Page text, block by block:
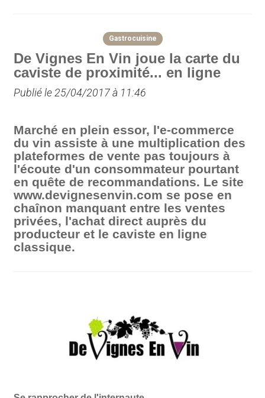
Gastrocuisine
De Vignes En Vin joue la carte du
caviste de proximité... en ligne
Publié le 25/04/2017 à 11:46
Marché en plein essor, l'e-commerce
du vin assiste à une multiplication des
plateformes de vente pas toujours à
l'écoute d'un consommateur pourtant
en quête de recommandations. Le site
www.devignesenvin.com se pose en
chaînon manquant entre les ventes
privées, l'achat direct auprès du
producteur et le caviste en ligne
classique.